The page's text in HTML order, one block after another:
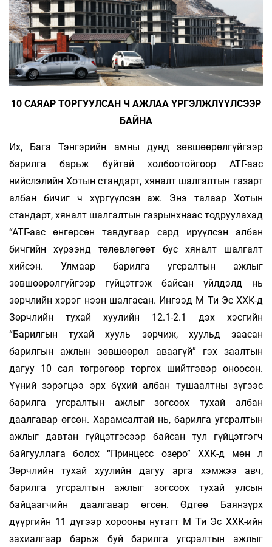
10 САЯАР ТОРГУУЛСАН Ч АЖЛАА ҮРГЭЛЖЛҮҮЛСЭЭР
БАЙНА
Их, Бага Тэнгэрийн амны дунд зөвшөөрөлгүйгээр
барилга барьж буйтай холбоотойгоор АТГ-аас
нийслэлийн Хотын стандарт, хяналт шалгалтын газарт
албан бичиг ч хүргүүлсэн аж. Энэ талаар Хотын
стандарт, хяналт шалгалтын газрынхнаас тодруулахад
“АТГ-аас өнгөрсөн тавдугаар сард ирүүлсэн албан
бичгийн хүрээнд төлөвлөгөөт бус хяналт шалгалт
хийсэн. Улмаар барилга угсралтын ажлыг
зөвшөөрөлгүйгээр гүйцэтгэж байсан үйлдэлд нь
зөрчлийн хэрэг нээн шалгасан. Ингээд М Ти Эс ХХК-д
Зөрчлийн тухай хуулийн 12.1-2.1 дэх хэсгийн
“Барилгын тухай хууль зөрчиж, хуульд заасан
барилгын ажлын зөвшөөрөл аваагүй” гэх заалтын
дагуу 10 сая төгрөгөөр торгох шийтгэвэр оноосон.
Үүний зэрэгцээ эрх бүхий албан тушаалтны зүгээс
барилга угсралтын ажлыг зогсоох тухай албан
даалгавар өгсөн. Харамсалтай нь, барилга угсралтын
ажлыг давтан гүйцэтгэсээр байсан тул гүйцэтгэгч
байгууллага болох “Принцесс озеро” ХХК-д мөн л
Зөрчлийн тухай хуулийн дагуу арга хэмжээ авч,
барилга угсралтын ажлыг зогсоох тухай улсын
байцаагчийн даалгавар өгсөн. Өдгөө Баянзүрх
дүүргийн 11 дүгээр хорооны нутагт М Ти Эс ХХК-ийн
захиалгаар барьж буй барилга угсралтын ажлыг